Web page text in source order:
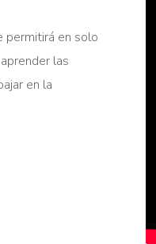
permitirá en solo
las
en la